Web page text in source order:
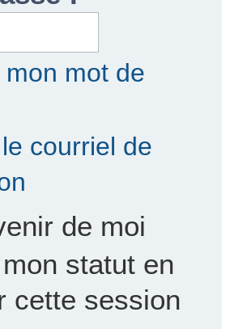
mon mot de
courriel de
de moi
statut en
cette session